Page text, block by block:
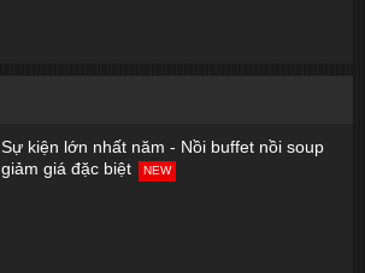
Sự kiện lớn nhất năm - Nồi buffet nồi soup
giảm giá đặc biệt
NEW